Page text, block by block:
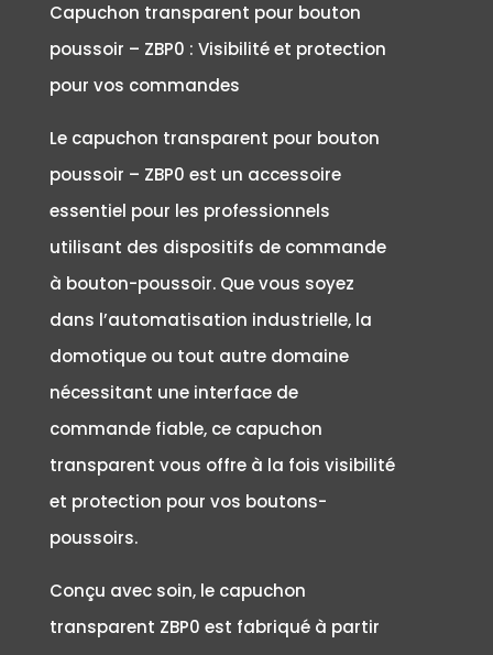
Capuchon transparent pour bouton
poussoir – ZBP0 : Visibilité et protection
pour vos commandes
Le capuchon transparent pour bouton
poussoir – ZBP0 est un accessoire
essentiel pour les professionnels
utilisant des dispositifs de commande
à bouton-poussoir. Que vous soyez
dans l’automatisation industrielle, la
domotique ou tout autre domaine
nécessitant une interface de
commande fiable, ce capuchon
transparent vous offre à la fois visibilité
et protection pour vos boutons-
poussoirs.
Conçu avec soin, le capuchon
transparent ZBP0 est fabriqué à partir